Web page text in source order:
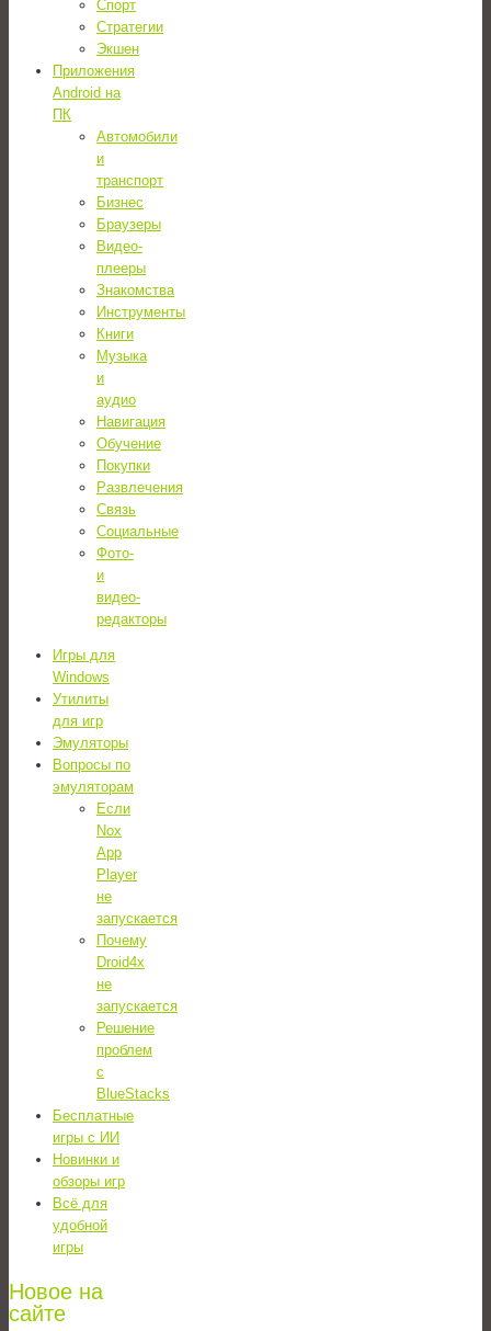
Спорт
Стратегии
Экшен
Приложения
Android на
ПК
Автомобили
и
транспорт
Бизнес
Браузеры
Видео-
плееры
Знакомства
Инструменты
Книги
Музыка
и
аудио
Навигация
Обучение
Покупки
Развлечения
Связь
Социальные
Фото-
и
видео-
редакторы
Игры для
Windows
Утилиты
для игр
Эмуляторы
Вопросы по
эмуляторам
Если
Nox
App
Player
не
запускается
Почему
Droid4x
не
запускается
Решение
проблем
с
BlueStacks
Бесплатные
игры с ИИ
Новинки и
обзоры игр
Всё для
удобной
игры
Новое на
сайте